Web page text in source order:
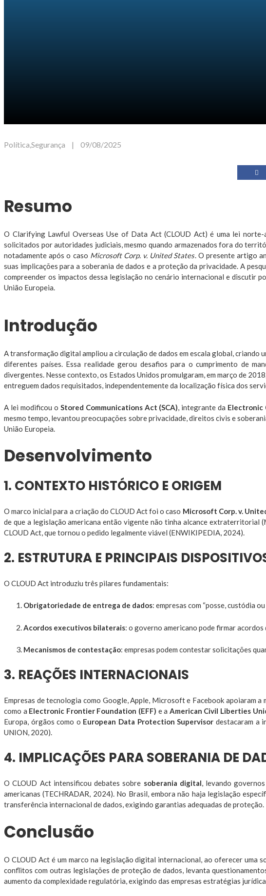
Política,Segurança | 09/08/2025
Resumo
O Clarifying Lawful Overseas Use of Data Act (CLOUD Act) é uma lei norte-
solicitados por autoridades judiciais, mesmo quando armazenados fora do
notadamente após o caso Microsoft Corp. v. United States. O presente artigo
suas implicações para a soberania de dados e a proteção da privacidade. A
compreender os impactos dessa legislação no cenário internacional e discutir
União Europeia.
Introdução
A transformação digital ampliou a circulação de dados em escala global,
diferentes países. Essa realidade gerou desafios para o cumprimento de
divergentes. Nesse contexto, os Estados Unidos promulgaram, em março de
entreguem dados requisitados, independentemente da localização física dos
A lei modificou o Stored Communications Act (SCA), integrante da Electronic
mesmo tempo, levantou preocupações sobre privacidade, direitos civis e
União Europeia.
Desenvolvimento
1. CONTEXTO HISTÓRICO E ORIGEM
O marco inicial para a criação do CLOUD Act foi o caso Microsoft Corp. v.
de que a legislação americana então vigente não tinha alcance extraterritorial
CLOUD Act, que tornou o pedido legalmente viável (ENWIKIPEDIA, 2024).
2. ESTRUTURA E PRINCIPAIS
O CLOUD Act introduziu três pilares fundamentais:
Obrigatoriedade de entrega de dados: empresas com “posse, custódia
Acordos executivos bilaterais: o governo americano pode firmar
Mecanismos de contestação: empresas podem contestar solicitações
3. REAÇÕES INTERNACIONAIS
Empresas de tecnologia como Google, Apple, Microsoft e Facebook apoiaram
como a Electronic Frontier Foundation (EFF) e a American Civil Liberties
Europa, órgãos como o European Data Protection Supervisor destacaram a
UNION, 2020).
4. IMPLICAÇÕES PARA SOBERANIA DE
O CLOUD Act intensificou debates sobre soberania digital, levando
americanas (TECHRADAR, 2024). No Brasil, embora não haja legislação
transferência internacional de dados, exigindo garantias adequadas de proteção.
Conclusão
O CLOUD Act é um marco na legislação digital internacional, ao oferecer uma
conflitos com outras legislações de proteção de dados, levanta
aumento da complexidade regulatória, exigindo das empresas estratégias